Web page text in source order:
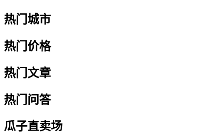
热门城市
热门价格
热门文章
热门问答
瓜子直卖场